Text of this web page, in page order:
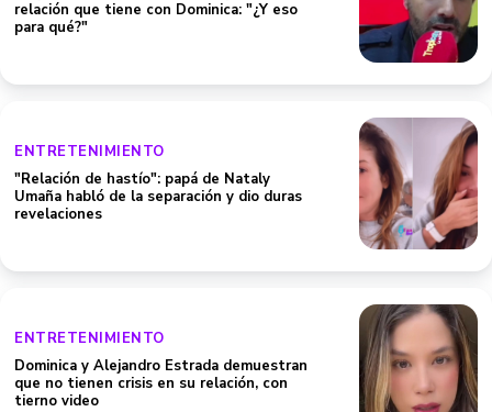
relación que tiene con Dominica: "¿Y eso
para qué?"
ENTRETENIMIENTO
"Relación de hastío": papá de Nataly
Umaña habló de la separación y dio duras
revelaciones
ENTRETENIMIENTO
Dominica y Alejandro Estrada demuestran
que no tienen crisis en su relación, con
tierno video